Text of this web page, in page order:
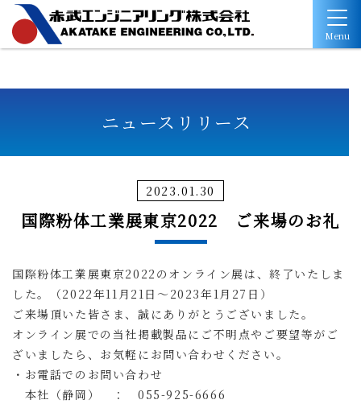
Menu
ニュースリリース
2023.01.30
国際粉体工業展東京2022 ご来場のお礼
国際粉体工業展東京2022のオンライン展は、終了いたしま
した。
（2022年11月21日～2023年1月27日）
ご来場頂いた皆さま、誠にありがとうございました。
オンライン展での当社掲載製品にご不明点やご要望等がご
ざいましたら、お気軽にお問い合わせください。
・お電話でのお問い合わせ
本社（静岡） ：055-925-6666